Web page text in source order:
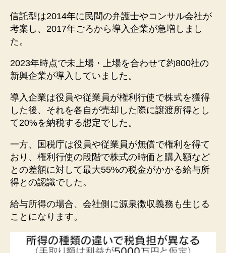
信託型は2014年に民間の弁護士やコンサル会社が
考案し、2017年ごろから導入企業が急増しまし
た。
2023年時点で未上場・上場を合わせて約800社の
新興企業が導入していました。
導入企業は役員や従業員が権利行使で株式を獲得
した後、それを各自が売却した際に譲渡所得とし
て20%を納税する想定でした。
一方、国税庁は役員や従業員が無償で権利を得て
おり、権利行使の段階で株式の時価と購入額など
との差額に対して最大55%の税金がかかる給与所
得との認識でした。
給与所得の場合、会社側に源泉徴収義務も生じる
ことになります。